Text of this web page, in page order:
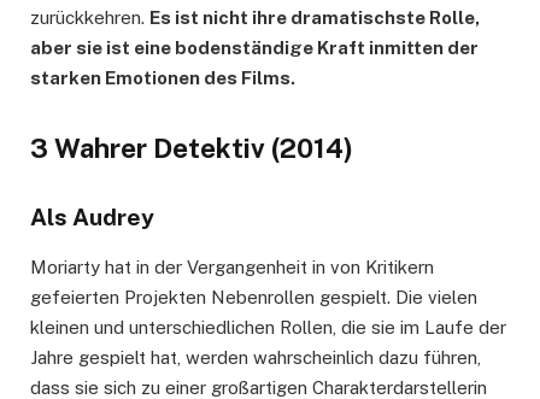
zurückkehren. Es ist nicht ihre dramatischste Rolle,
aber sie ist eine bodenständige Kraft inmitten der
starken Emotionen des Films.
3 Wahrer Detektiv (2014)
Als Audrey
Moriarty hat in der Vergangenheit in von Kritikern
gefeierten Projekten Nebenrollen gespielt. Die vielen
kleinen und unterschiedlichen Rollen, die sie im Laufe der
Jahre gespielt hat, werden wahrscheinlich dazu führen,
dass sie sich zu einer großartigen Charakterdarstellerin